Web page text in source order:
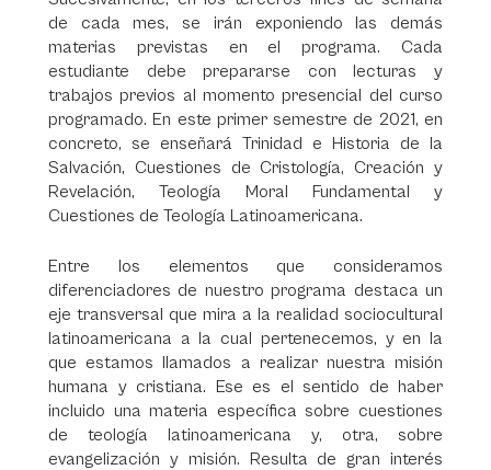
de cada mes, se irán exponiendo las demás
materias previstas en el programa. Cada
estudiante debe prepararse con lecturas y
trabajos previos al momento presencial del curso
programado. En este primer semestre de 2021, en
concreto, se enseñará Trinidad e Historia de la
Salvación, Cuestiones de Cristología, Creación y
Revelación, Teología Moral Fundamental y
Cuestiones de Teología Latinoamericana.
Entre los elementos que consideramos
diferenciadores de nuestro programa destaca un
eje transversal que mira a la realidad sociocultural
latinoamericana a la cual pertenecemos, y en la
que estamos llamados a realizar nuestra misión
humana y cristiana. Ese es el sentido de haber
incluido una materia específica sobre cuestiones
de teología latinoamericana y, otra, sobre
evangelización y misión. Resulta de gran interés